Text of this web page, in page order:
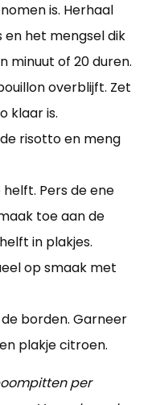
is. Herhaal
het mengsel dik
minuut of 20 duren.
overblijft. Zet
klaar is.
risotto en meng
Pers de ene
toe aan de
in plakjes.
op smaak met
borden. Garneer
plakje citroen.
per